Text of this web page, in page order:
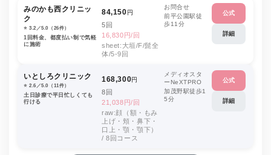
みのかも西クリニッ
ク
⭐️ 3.2／5.0（26件）
1回料金、都度払い制で気軽
に施術
84,150円
5回
16,830円/回
sheet:大垣/F/髭全
体/5-9回
お問合せ
前平公園駅徒
歩11分
公式
詳細
いとしろクリニック
⭐️ 2.6／5.0（11件）
土日診療で平日忙しくても
行ける
168,300円
8回
21,038円/回
raw:顔（額・もみ
上げ・頬・鼻下・
口上・顎・顎下）
/ 8回コース
メディオスタ
ーNeXTPRO
加茂野駅徒歩1
5分
公式
詳細